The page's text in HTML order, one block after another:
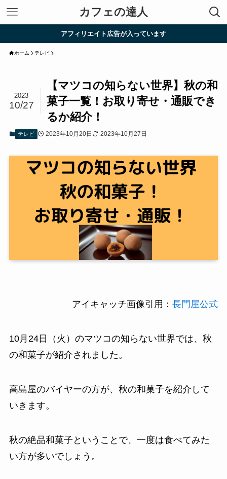
カフェの達人
アフィリエイト広告が入っています
ホーム テレビ
【マツコの知らない世界】秋の和
菓子一覧！お取り寄せ・通販でき
るか紹介！
2023
10/27
テレビ 2023年10月20日 2023年10月27日
アイキャッチ画像引用：長門屋公式
10月24日（火）のマツコの知らない世界では、秋
の和菓子が紹介されました。
高島屋のバイヤーの方が、秋の和菓子を紹介して
いきます。
秋の絶品和菓子ということで、一度は食べてみた
い方が多いでしょう。